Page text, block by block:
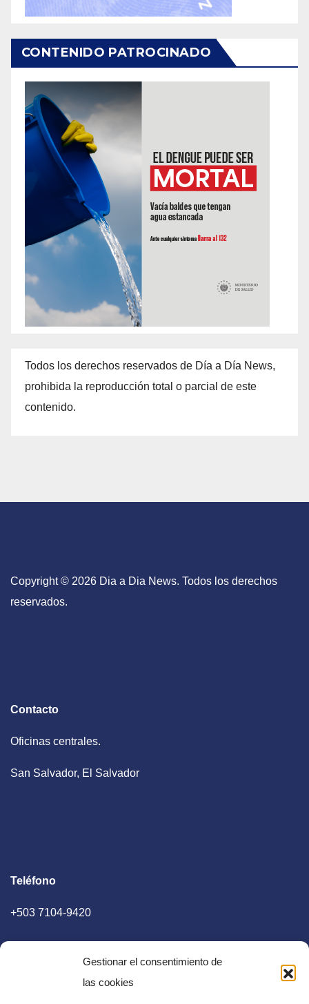
Gestionar el consentimiento de
las cookies
CONTENIDO PATROCINADO
Todos los derechos reservados de Día a Día News,
prohibida la reproducción total o parcial de este
contenido.
Copyright © 2026 Dia a Dia News. Todos los derechos
reservados.
Contacto
Oficinas centrales.
San Salvador, El Salvador
Teléfono
+503 7104-9420